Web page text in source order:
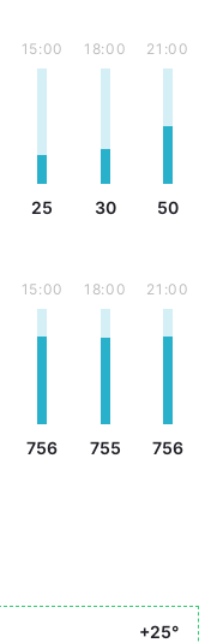
15:00
25
18:00
30
21:00
50
15:00
756
18:00
755
21:00
756
+25°